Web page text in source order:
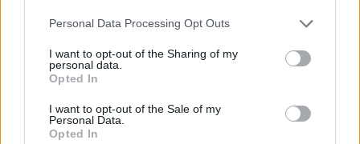
Personal Data Processing Opt Outs
I want to opt-out of the Sharing of my
personal data.
Opted In
I want to opt-out of the Sale of my
Personal Data.
Opted In